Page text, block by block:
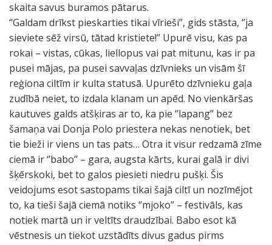
skaita savus buramos pātarus.
‘’Galdam drīkst pieskarties tikai vīrieši’’, gids stāsta, ‘’ja
sieviete sēž virsū, tātad kristiete!’’ Upurē visu, kas pa
rokai – vistas, cūkas, liellopus vai pat mitunu, kas ir pa
pusei mājas, pa pusei savvaļas dzīvnieks un visām šī
reģiona ciltīm ir kulta statusā. Upurēto dzīvnieku gaļa
zudībā neiet, to izdala klanam un apēd. No vienkāršas
kautuves galds atšķiras ar to, ka pie ‘’lapang’’ bez
šamaņa vai Donja Polo priestera nekas nenotiek, bet
tie bieži ir viens un tas pats… Otra it visur redzamā zīme
ciemā ir ‘’babo’’ – gara, augsta kārts, kurai galā ir divi
šķērskoki, bet to galos piesieti niedru pušķi. Šis
veidojums esot sastopams tikai šajā ciltī un nozīmējot
to, ka tieši šajā ciemā notiks ‘’mjoko’’ – festivāls, kas
notiek martā un ir veltīts draudzībai. Babo esot kā
vēstnesis un tiekot uzstādīts divus gadus pirms